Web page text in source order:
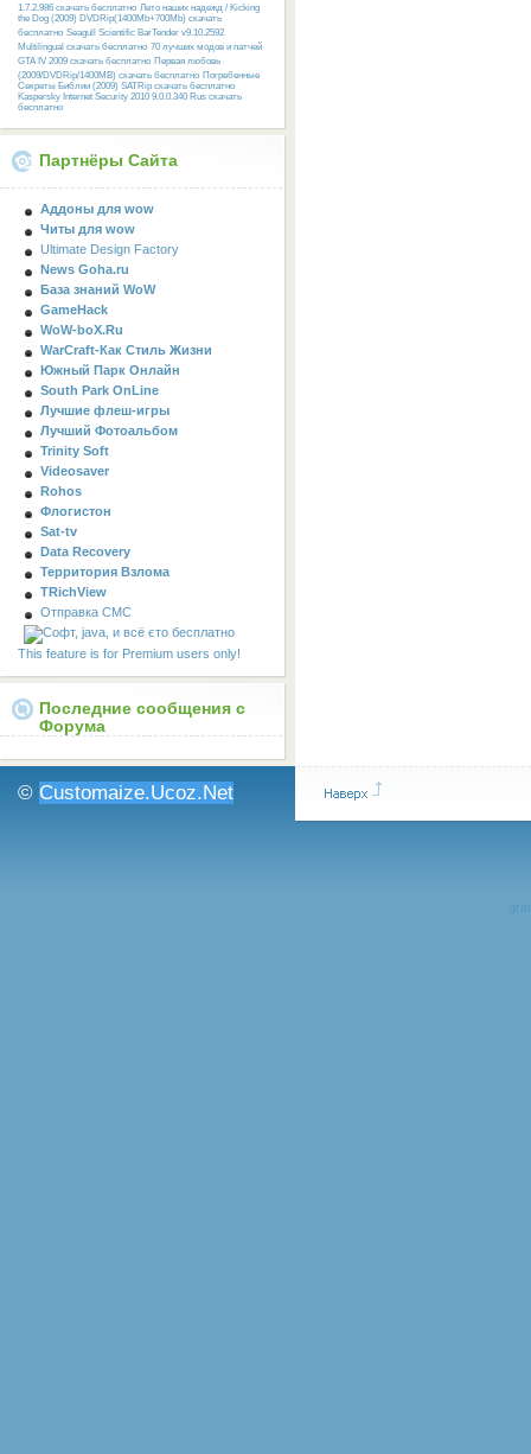
1.7.2.986 скачать бесплатно Лето наших надежд / Kicking
the Dog (2009) DVDRip(1400Mb+700Mb) скачать
бесплатно Seagull Scientific BarTender v9.10.2592
Multilingual скачать бесплатно 70 лучших модов и патчей
GTA IV 2009 скачать бесплатно Первая любовь
(2009/DVDRip/1400MB) скачать бесплатно Погребенные
Секреты Библии (2009) SATRip скачать бесплатно
Kaspersky Internet Security 2010 9.0.0.340 Rus скачать
бесплатно
Партнёры Сайта
Аддоны для wow
Читы для wow
Ultimate Design Factory
News Goha.ru
База знаний WoW
GameHack
WoW-boX.Ru
WarCraft-Как Стиль Жизни
Южный Парк Онлайн
South Park OnLine
Лучшие флеш-игры
Лучший Фотоальбом
Trinity Soft
Videosaver
Rohos
Флогистон
Sat-tv
Data Recovery
Территория Взлома
TRichView
Отправка СМС
This feature is for Premium users only!
Последние сообщения с
Форума
© Customaize.Ucoz.Net